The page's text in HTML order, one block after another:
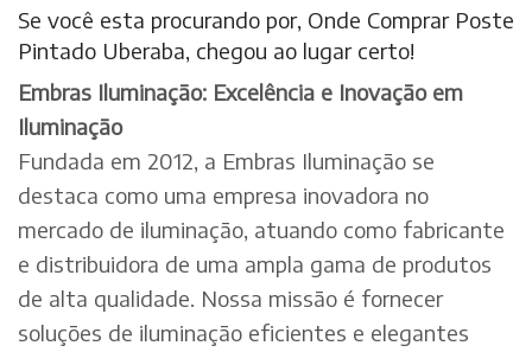
Se você esta procurando por, Onde Comprar Poste
Pintado Uberaba, chegou ao lugar certo!
Embras Iluminação: Excelência e Inovação em
Iluminação
Fundada em 2012, a Embras Iluminação se
destaca como uma empresa inovadora no
mercado de iluminação, atuando como fabricante
e distribuidora de uma ampla gama de produtos
de alta qualidade. Nossa missão é fornecer
soluções de iluminação eficientes e elegantes